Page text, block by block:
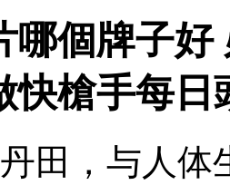
哪個牌子
快槍手每日
田，与人